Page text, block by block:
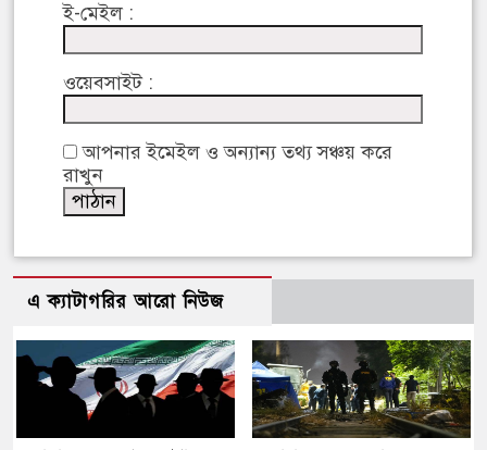
ই-মেইল :
ওয়েবসাইট :
আপনার ইমেইল ও অন্যান্য তথ্য সঞ্চয় করে
রাখুন
এ ক্যাটাগরির আরো নিউজ